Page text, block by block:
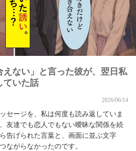
えない」と言った彼が、翌日私
ていた話
2026/06/14
セージを、私は何度も読み返していま
友達でも恋人でもない曖昧な関係を続
告げられた言葉と、画面に並ぶ文字
ながらなかったのです。